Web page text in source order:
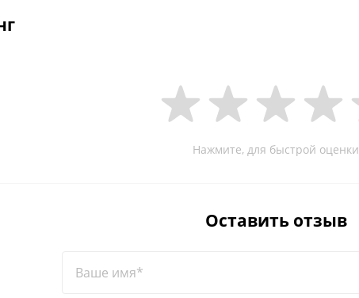
Нажмите, для быстрой оценки
Оставить отзыв
Ваше имя*